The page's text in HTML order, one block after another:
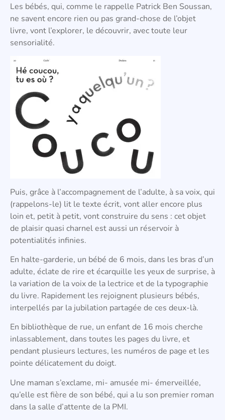
Les bébés, qui, comme le rappelle Patrick Ben Soussan,
ne savent encore rien ou pas grand-chose de l’objet
livre, vont l’explorer, le découvrir, avec toute leur
sensorialité.
Puis, grâce à l’accompagnement de l’adulte, à sa voix, qui
(rappelons-le) lit le texte écrit, vont aller encore plus
loin et, petit à petit, vont construire du sens : cet objet
de plaisir quasi charnel est aussi un réservoir à
potentialités infinies.
En halte-garderie, un bébé de 6 mois, dans les bras d’un
adulte, éclate de rire et écarquille les yeux de surprise, à
la variation de la voix de la lectrice et de la typographie
du livre. Rapidement les rejoignent plusieurs bébés,
interpellés par la jubilation partagée de ces deux-là.
En bibliothèque de rue, un enfant de 16 mois cherche
inlassablement, dans toutes les pages du livre, et
pendant plusieurs lectures, les numéros de page et les
pointe délicatement du doigt.
Une maman s’exclame, mi- amusée mi- émerveillée,
qu’elle est fière de son bébé, qui a lu son premier roman
dans la salle d’attente de la PMI.